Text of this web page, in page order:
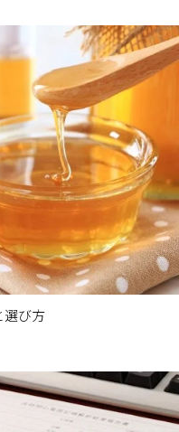
選び方